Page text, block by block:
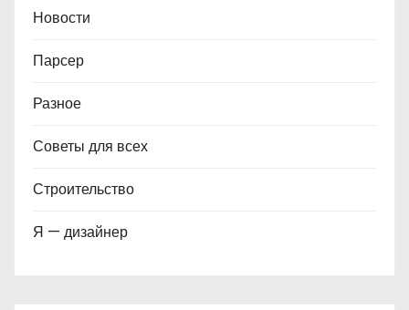
Новости
Парсер
Разное
Советы для всех
Строительство
Я — дизайнер